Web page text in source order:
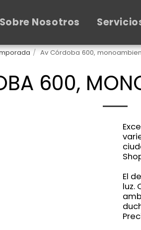
Sobre Nosotros
Av Córdoba 600,
600,
El
luz.